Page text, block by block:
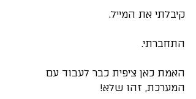
קיבלתי את המייל.
התחברתי.
האמת כאן ציפית כבר לעבוד עם
המערכת, זהו שלא!